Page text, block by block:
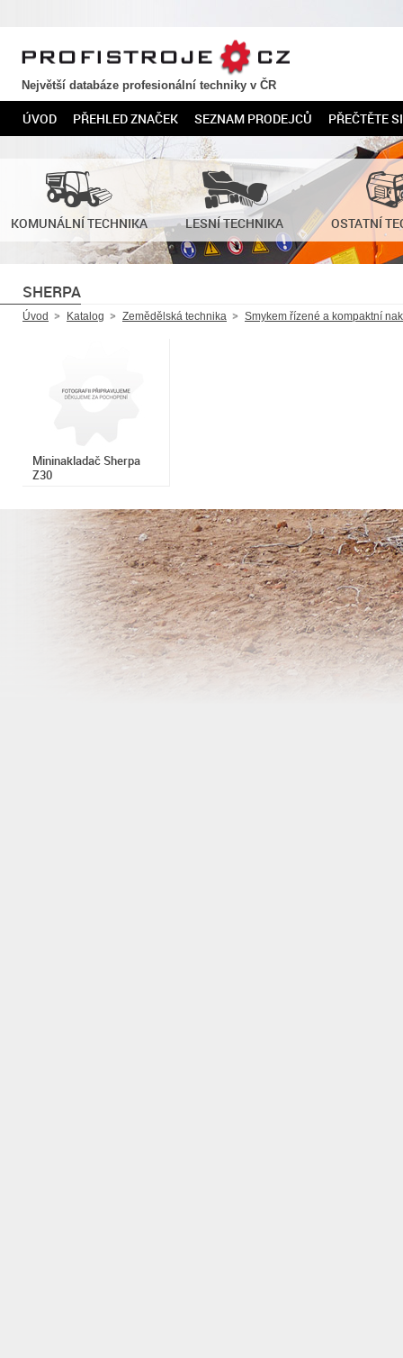
PROFISTROJE.CZ
Největší databáze profesionální techniky v ČR
ÚVOD PŘEHLED ZNAČEK SEZNAM PRODEJCŮ PŘEČTĚTE SI
KOMUNÁLNÍ TECHNIKA LESNÍ TECHNIKA OSTATNÍ
SHERPA
Úvod Katalog Zemědělská technika Smykem řízené a kompaktní
Mininakladač Sherpa
Z30